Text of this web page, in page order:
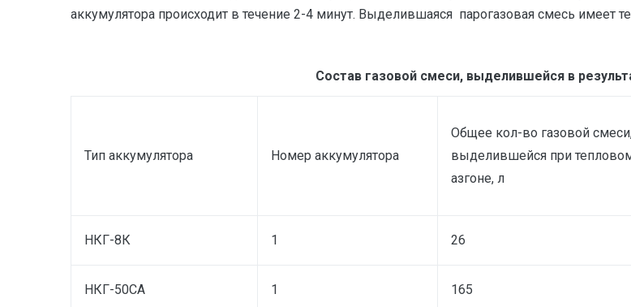
аккумулятора происходит в течение 2-4 минут. Выделившаяся парогазовая смесь имеет
Состав газовой смеси, выделившейся в
Тип аккумулятора Номер аккумулятора
Общее кол-во газовой
выделившейся при
азгоне, л
НКГ-8К 1 26
НКГ-50СА 1 165